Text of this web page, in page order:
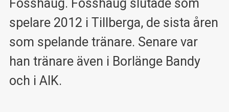
Fosshaug. Fosshaug slutade som
spelare 2012 i Tillberga, de sista åren
som spelande tränare. Senare var
han tränare även i Borlänge Bandy
och i AIK.